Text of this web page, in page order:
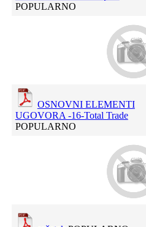
POPULARNO
OSNOVNI ELEMENTI
UGOVORA -16-Total Trade
POPULARNO